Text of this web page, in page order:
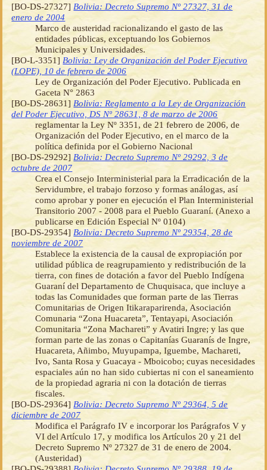
[BO-DS-27327] Bolivia: Decreto Supremo Nº 27327, 31 de
enero de 2004
Marco de austeridad racionalizando el gasto de las
entidades públicas, exceptuando los Gobiernos
Municipales y Universidades.
[BO-L-3351] Bolivia: Ley de Organización del Poder Ejecutivo
(LOPE), 10 de febrero de 2006
Ley de Organización del Poder Ejecutivo. Publicada en
Gaceta N° 2863
[BO-DS-28631] Bolivia: Reglamento a la Ley de Organización
del Poder Ejecutivo, DS Nº 28631, 8 de marzo de 2006
reglamentar la Ley Nº 3351, de 21 febrero de 2006, de
Organización del Poder Ejecutivo, en el marco de la
política definida por el Gobierno Nacional
[BO-DS-29292] Bolivia: Decreto Supremo Nº 29292, 3 de
octubre de 2007
Crea el Consejo Interministerial para la Erradicación de la
Servidumbre, el trabajo forzoso y formas análogas, así
como aprobar y poner en ejecución el Plan Interministerial
Transitorio 2007 - 2008 para el Pueblo Guaraní. (Anexo a
publicarse en Edición Especial Nº 0104)
[BO-DS-29354] Bolivia: Decreto Supremo Nº 29354, 28 de
noviembre de 2007
Establece la existencia de la causal de expropiación por
utilidad pública de reagrupamiento y redistribución de la
tierra, con fines de dotación a favor del Pueblo Indígena
Guaraní del Departamento de Chuquisaca, que incluye a
todas las Comunidades que forman parte de las Tierras
Comunitarias de Origen Itikaraparirenda, Asociación
Comunaria “Zona Huacareta”, Tentayapi, Asociación
Comunitaria “Zona Machareti” y Avatiri Ingre; y las que
forman parte de las zonas o Capitanías Guaranís de Ingre,
Huacareta, Añimbo, Muyupampa, Iguembe, Machareti,
Ivo, Santa Rosa y Guacaya - Mboicobo; cuyas necesidades
espaciales aún no han sido cubiertas ni con el saneamiento
de la propiedad agraria ni con la dotación de tierras
fiscales.
[BO-DS-29364] Bolivia: Decreto Supremo Nº 29364, 5 de
diciembre de 2007
Modifica el Parágrafo IV e incorporar los Parágrafos V y
VI del Artículo 17, y modifica los Artículos 20 y 21 del
Decreto Supremo Nº 27327 de 31 de enero de 2004.
(Austeridad)